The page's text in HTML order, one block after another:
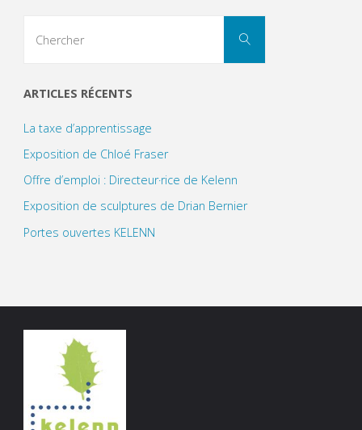
Chercher
ARTICLES RÉCENTS
La taxe d’apprentissage
Exposition de Chloé Fraser
Offre d’emploi : Directeur·rice de Kelenn
Exposition de sculptures de Drian Bernier
Portes ouvertes KELENN